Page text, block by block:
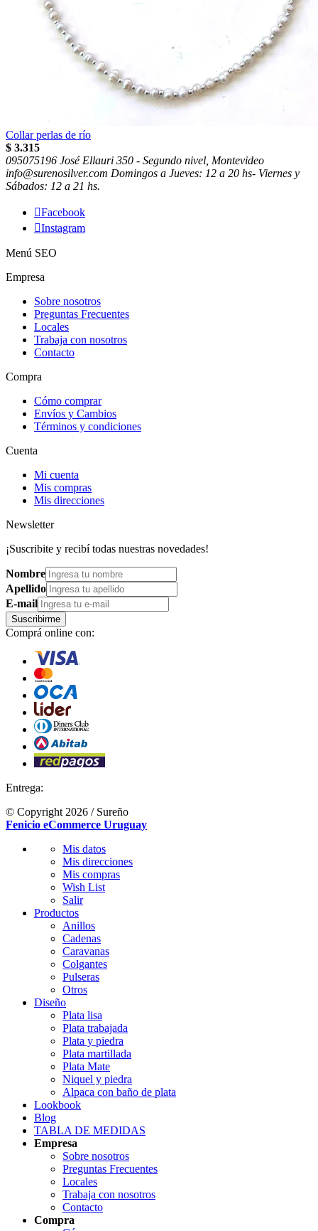
Collar perlas de río
$ 3.315
095075196 José Ellauri 350 - Segundo nivel, Montevideo
info@surenosilver.com Domingos a Jueves: 12 a 20 hs- Viernes y
Sábados: 12 a 21 hs.
Facebook
Instagram
Menú SEO
Empresa
Sobre nosotros
Preguntas Frecuentes
Locales
Trabaja con nosotros
Contacto
Compra
Cómo comprar
Envíos y Cambios
Términos y condiciones
Cuenta
Mi cuenta
Mis compras
Mis direcciones
Newsletter
¡Suscribite y recibí todas nuestras novedades!
Nombre
Apellido
E-mail
Suscribirme
Comprá online con:
Entrega:
© Copyright 2026 / Sureño
Fenicio eCommerce Uruguay
Mis datos
Mis direcciones
Mis compras
Wish List
Salir
Productos
Anillos
Cadenas
Caravanas
Colgantes
Pulseras
Otros
Diseño
Plata lisa
Plata trabajada
Plata y piedra
Plata martillada
Plata Mate
Niquel y piedra
Alpaca con baño de plata
Lookbook
Blog
TABLA DE MEDIDAS
Empresa
Sobre nosotros
Preguntas Frecuentes
Locales
Trabaja con nosotros
Contacto
Compra